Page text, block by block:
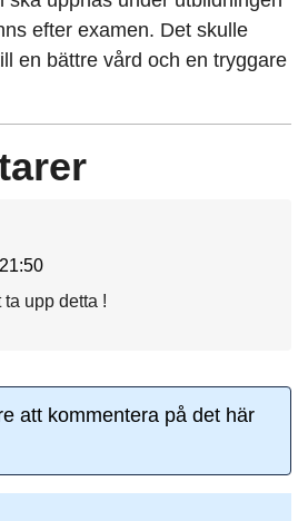
efter examen. Det skulle
en bättre vård och en tryggare
upp detta !
att kommentera på det här